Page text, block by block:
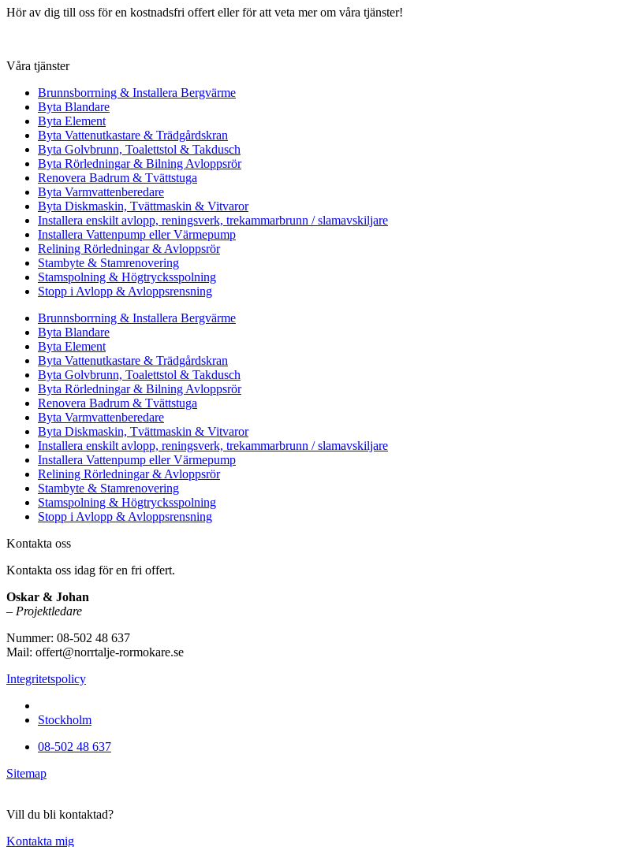
Hör av dig till oss för en kostnadsfri offert eller för att veta mer om våra tjänster!
Våra tjänster
Brunnsborrning & Installera Bergvärme
Byta Blandare
Byta Element
Byta Vattenutkastare & Trädgårdskran
Byta Golvbrunn, Toalettstol & Takdusch
Byta Rörledningar & Bilning Avloppsrör
Renovera Badrum & Tvättstuga
Byta Varmvattenberedare
Byta Diskmaskin, Tvättmaskin & Vitvaror
Installera enskilt avlopp, reningsverk, trekammarbrunn / slamavskiljare
Installera Vattenpump eller Värmepump
Relining Rörledningar & Avloppsrör
Stambyte & Stamrenovering
Stamspolning & Högtrycksspolning
Stopp i Avlopp & Avloppsrensning
Brunnsborrning & Installera Bergvärme
Byta Blandare
Byta Element
Byta Vattenutkastare & Trädgårdskran
Byta Golvbrunn, Toalettstol & Takdusch
Byta Rörledningar & Bilning Avloppsrör
Renovera Badrum & Tvättstuga
Byta Varmvattenberedare
Byta Diskmaskin, Tvättmaskin & Vitvaror
Installera enskilt avlopp, reningsverk, trekammarbrunn / slamavskiljare
Installera Vattenpump eller Värmepump
Relining Rörledningar & Avloppsrör
Stambyte & Stamrenovering
Stamspolning & Högtrycksspolning
Stopp i Avlopp & Avloppsrensning
Kontakta oss
Kontakta oss idag för en fri offert.
Oskar & Johan
– Projektledare
Nummer: 08-502 48 637
Mail: offert@norrtalje-rormokare.se
Integritetspolicy
Stockholm
08-502 48 637
Sitemap
Vill du bli kontaktad?
Kontakta mig